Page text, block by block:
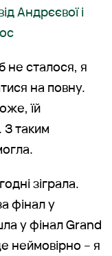
Андрєєвої і
не сталося, я
на повну.
їй
таким
зіграла.
фінал у
у фінал Grand
неймовірно – я